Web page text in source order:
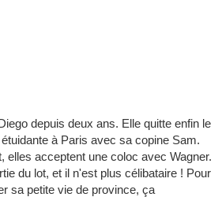
depuis deux ans. Elle quitte enfin le
à Paris avec sa copine Sam.
elles acceptent une coloc avec Wagner.
du lot, et il n'est plus célibataire ! Pour
sa petite vie de province, ça